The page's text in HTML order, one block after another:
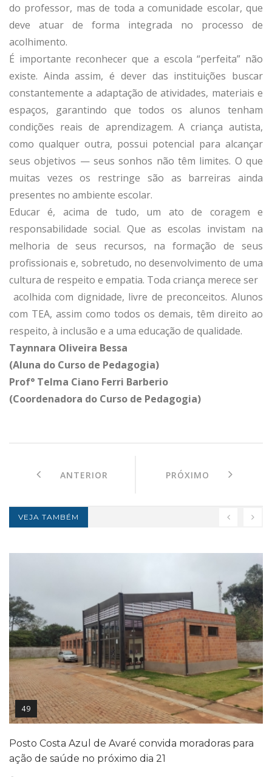
do professor, mas de toda a comunidade escolar, que
deve atuar de forma integrada no processo de
acolhimento.
É importante reconhecer que a escola “perfeita” não
existe. Ainda assim, é dever das instituições buscar
constantemente a adaptação de atividades, materiais e
espaços, garantindo que todos os alunos tenham
condições reais de aprendizagem. A criança autista,
como qualquer outra, possui potencial para alcançar
seus objetivos — seus sonhos não têm limites. O que
muitas vezes os restringe são as barreiras ainda
presentes no ambiente escolar.
Educar é, acima de tudo, um ato de coragem e
responsabilidade social. Que as escolas invistam na
melhoria de seus recursos, na formação de seus
profissionais e, sobretudo, no desenvolvimento de uma
cultura de respeito e empatia. Toda criança merece ser
acolhida com dignidade, livre de preconceitos. Alunos
com TEA, assim como todos os demais, têm direito ao
respeito, à inclusão e a uma educação de qualidade.
Taynnara Oliveira Bessa
(Aluna do Curso de Pedagogia)
Prof° Telma Ciano Ferri Barberio
(Coordenadora do Curso de Pedagogia)
ANTERIOR PRÓXIMO
VEJA TAMBÉM
49
Posto Costa Azul de Avaré convida moradoras para
ação de saúde no próximo dia 21